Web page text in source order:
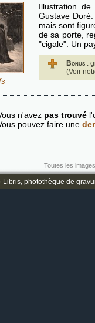
Illustration
Gustave
mais sont
de sa porte,
"cigale". Un
Bonus :
(Voir
n'avez pas trouvé
pouvez faire une
Toutes les
Libris, photothèque de